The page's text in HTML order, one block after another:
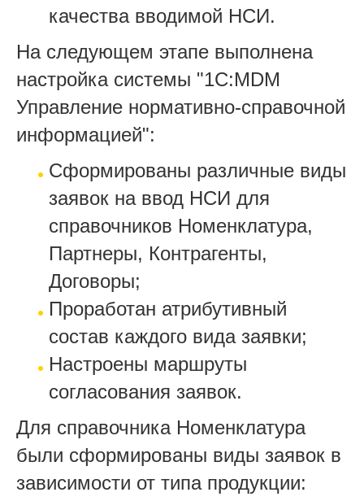
качества вводимой НСИ.
На следующем этапе выполнена
настройка системы "1С:MDM
Управление нормативно-справочной
информацией":
Сформированы различные виды
заявок на ввод НСИ для
справочников Номенклатура,
Партнеры, Контрагенты,
Договоры;
Проработан атрибутивный
состав каждого вида заявки;
Настроены маршруты
согласования заявок.
Для справочника Номенклатура
были сформированы виды заявок в
зависимости от типа продукции: